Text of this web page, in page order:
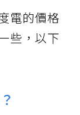
電的價格
些，以下